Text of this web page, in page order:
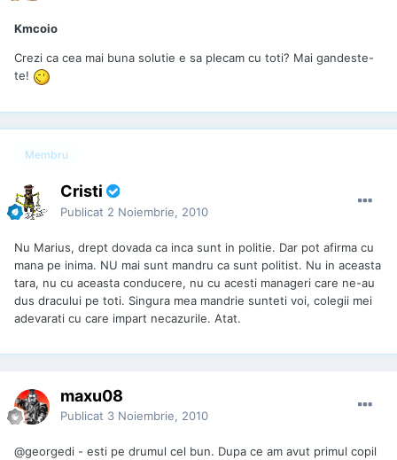
Kmcoio
Crezi ca cea mai buna solutie e sa plecam cu toti? Mai gandeste-
te!
Membru
Cristi
Publicat 2 Noiembrie, 2010
Nu Marius, drept dovada ca inca sunt in politie. Dar pot afirma cu
mana pe inima. NU mai sunt mandru ca sunt politist. Nu in aceasta
tara, nu cu aceasta conducere, nu cu acesti manageri care ne-au
dus dracului pe toti. Singura mea mandrie sunteti voi, colegii mei
adevarati cu care impart necazurile. Atat.
maxu08
Publicat 3 Noiembrie, 2010
@georgedi - esti pe drumul cel bun. Dupa ce am avut primul copil